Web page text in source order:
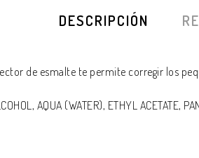
DESCRIPCIÓN
de esmalte te permite corregir los
AQUA (WATER), ETHYL ACETATE,